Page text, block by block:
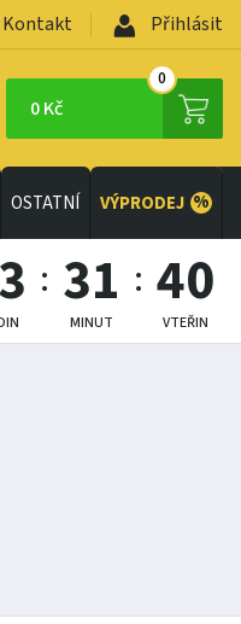
Kontakt Přihlásit
0 Kč
0
OSTATNÍ VÝPRODEJ %
31
MINUT
39
VTEŘIN